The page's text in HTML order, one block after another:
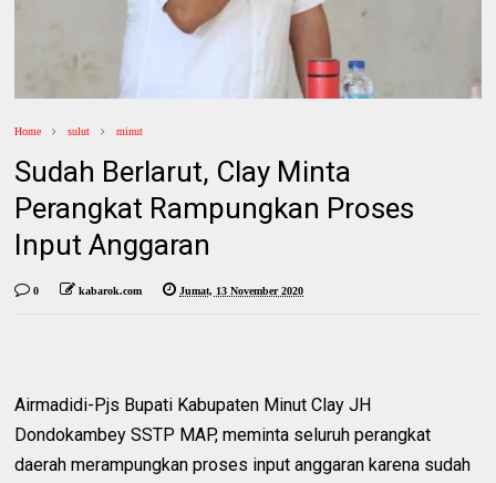
Home sulut minut
Sudah Berlarut, Clay Minta
Perangkat Rampungkan Proses
Input Anggaran
0 kabarok.com Jumat, 13 November 2020
Airmadidi-Pjs Bupati Kabupaten Minut Clay JH
Dondokambey SSTP MAP, meminta seluruh perangkat
daerah merampungkan proses input anggaran karena sudah